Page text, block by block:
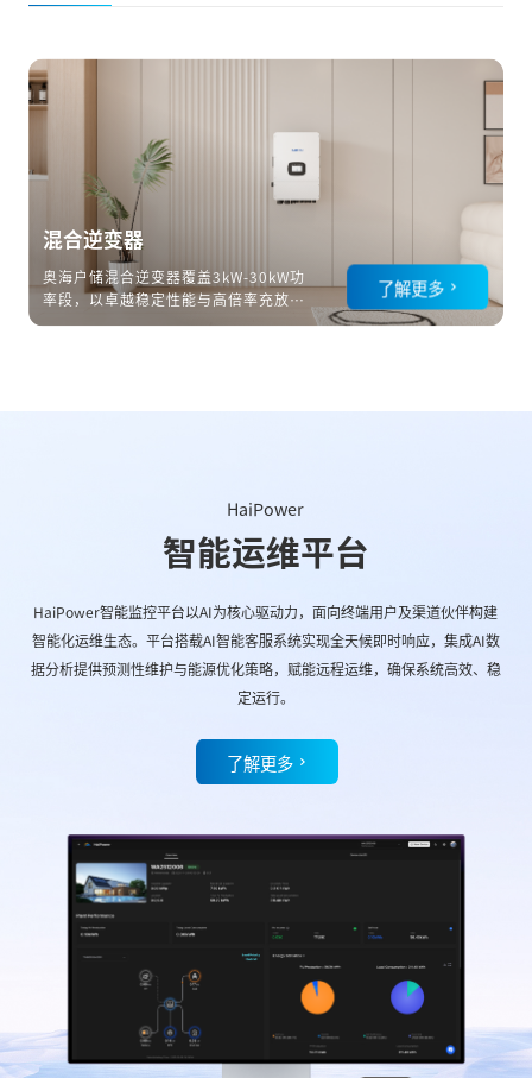
混合逆变器
奥海户储混合逆变器覆盖3kW-30kW功
率段，以卓越稳定性能与高倍率充放电
能力，赋能家庭储能高效运行、安全供
了解更多
HaiPower
智能运维平台
HaiPower智能监控平台以AI为核心驱动力，面向终端用户及渠道伙伴构建
智能化运维生态。平台搭载AI智能客服系统实现全天候即时响应，集成AI数
据分析提供预测性维护与能源优化策略，赋能远程运维，确保系统高效、稳
定运行。
了解更多